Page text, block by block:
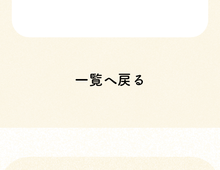
一覧へ戻る